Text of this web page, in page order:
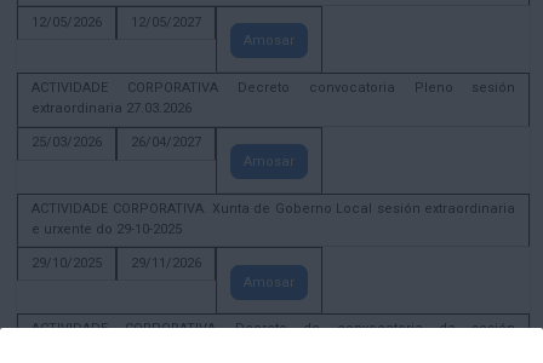
12/05/2026
12/05/2027
Amosar
ACTIVIDADE CORPORATIVA Decreto convocatoria Pleno sesión
extraordinaria 27.03.2026
25/03/2026
26/04/2027
Amosar
ACTIVIDADE CORPORATIVA. Xunta de Goberno Local sesión extraordinaria
e urxente do 29-10-2025
29/10/2025
29/11/2026
Amosar
ACTIVIDADE CORPORATIVA. Decreto de convocatoria da sesión